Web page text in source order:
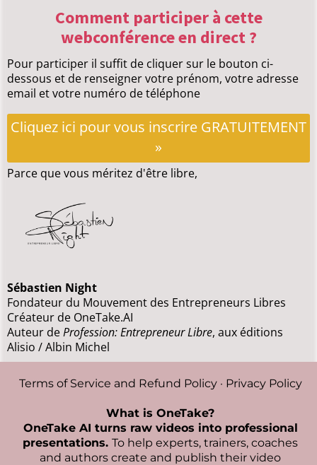
Comment participer à cette
webconférence en direct ?
Pour participer il suffit de cliquer sur le bouton ci-
dessous et de renseigner votre prénom, votre adresse
email et votre numéro de téléphone
Cliquez ici pour vous inscrire GRATUITEMENT
»
Parce que vous méritez d'être libre,
Sébastien Night
Fondateur du Mouvement des Entrepreneurs Libres
Créateur de OneTake.AI
Auteur deProfession: Entrepreneur Libre, aux éditions
Alisio / Albin Michel
Terms of Service and Refund Policy· Privacy Policy
What is OneTake?
OneTake AI turns raw videos into professional
presentations. To help experts, trainers, coaches
and authors create and publish their video